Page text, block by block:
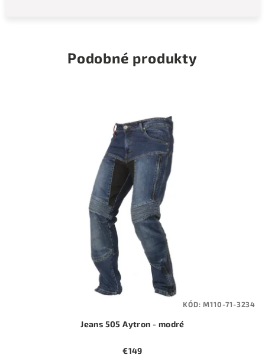
Podobné produkty
Jeans 505 Aytron - modré
€149
KÓD:M110-71-3234